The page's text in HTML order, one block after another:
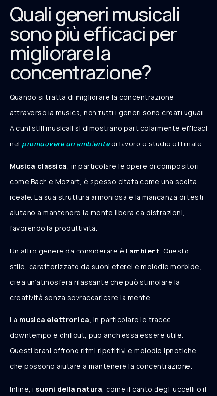
Quali generi musicali
sono più efficaci per
migliorare la
concentrazione?
Quando si tratta di migliorare la concentrazione
attraverso la musica, non tutti i generi sono creati uguali.
Alcuni stili musicali si dimostrano particolarmente efficaci
nel promuovere un ambientedi lavoro o studio ottimale.
Musica classica, in particolare le opere di compositori
come Bach e Mozart, è spesso citata come una scelta
ideale. La sua struttura armoniosa e la mancanza di testi
aiutano a mantenere la mente libera da distrazioni,
favorendo la produttività.
Un altro genere da considerare è l’ambient. Questo
stile, caratterizzato da suoni eterei e melodie morbide,
crea un’atmosfera rilassante che può stimolare la
creatività senza sovraccaricare la mente.
La musica elettronica, in particolare le tracce
downtempo e chillout, può anch’essa essere utile.
Questi brani offrono ritmi ripetitivi e melodie ipnotiche
che possono aiutare a mantenere la concentrazione.
Infine, i suoni della natura , come il canto degli uccelli o il